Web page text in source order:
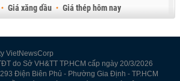
Giá xăng dầu
Giá thép hôm nay
VietNewsCorp
do Sở VH&TT TP.HCM cấp ngày 20/3/2026
Điện Biên Phủ - Phường Gia Định - TP.HCM